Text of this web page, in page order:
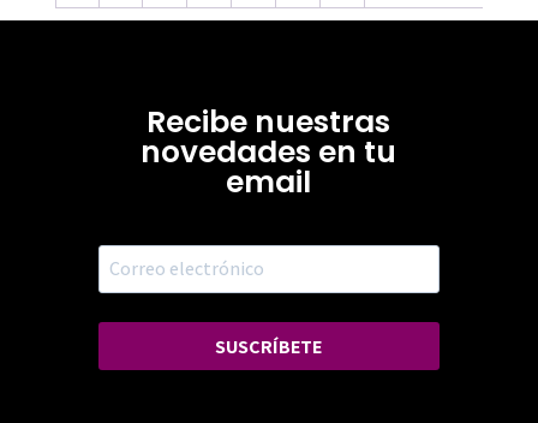
Recibe nuestras
novedades en tu
email
SUSCRÍBETE